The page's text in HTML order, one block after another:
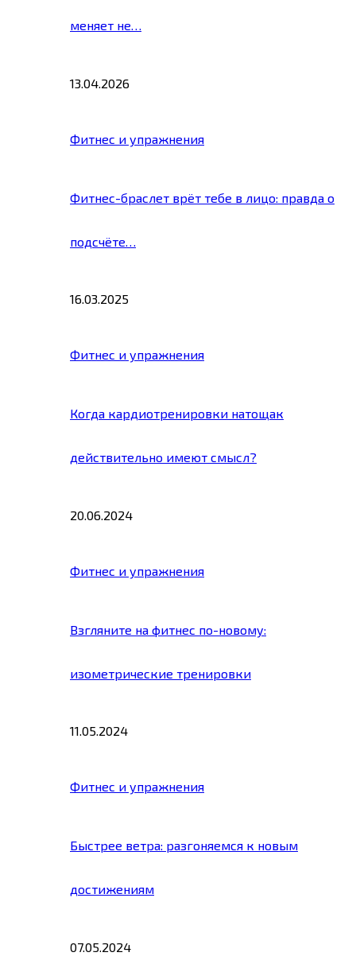
меняет не…
13.04.2026
Фитнес и упражнения
Фитнес-браслет врёт тебе в лицо: правда о
подсчёте…
16.03.2025
Фитнес и упражнения
Когда кардиотренировки натощак
действительно имеют смысл?
20.06.2024
Фитнес и упражнения
Взгляните на фитнес по-новому:
изометрические тренировки
11.05.2024
Фитнес и упражнения
Быстрее ветра: разгоняемся к новым
достижениям
07.05.2024